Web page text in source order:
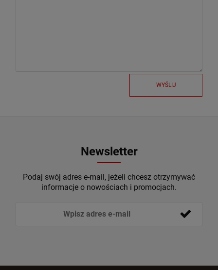
WYŚLIJ
Newsletter
Podaj swój adres e-mail, jeżeli chcesz otrzymywać
informacje o nowościach i promocjach.